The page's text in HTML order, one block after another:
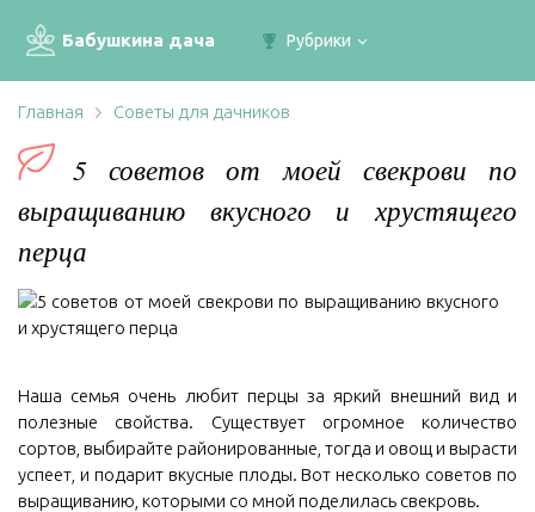
Бабушкина дача Рубрики
Главная Советы для дачников
5 советов от моей свекрови по
выращиванию вкусного и хрустящего
перца
Наша семья очень любит перцы за яркий внешний вид и
полезные свойства. Существует огромное количество
сортов, выбирайте районированные, тогда и овощ и вырасти
успеет, и подарит вкусные плоды. Вот несколько советов по
выращиванию, которыми со мной поделилась свекровь.